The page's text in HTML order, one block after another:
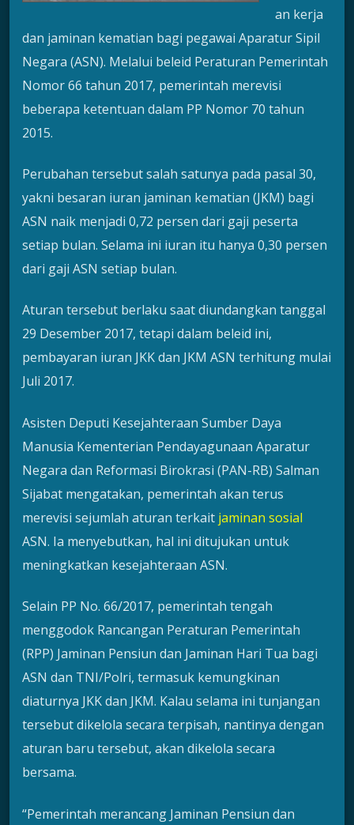
an kerja
dan jaminan kematian bagi pegawai Aparatur Sipil
Negara (ASN). Melalui beleid Peraturan Pemerintah
Nomor 66 tahun 2017, pemerintah merevisi
beberapa ketentuan dalam PP Nomor 70 tahun
2015.
Perubahan tersebut salah satunya pada pasal 30,
yakni besaran iuran jaminan kematian (JKM) bagi
ASN naik menjadi 0,72 persen dari gaji peserta
setiap bulan. Selama ini iuran itu hanya 0,30 persen
dari gaji ASN setiap bulan.
Aturan tersebut berlaku saat diundangkan tanggal
29 Desember 2017, tetapi dalam beleid ini,
pembayaran iuran JKK dan JKM ASN terhitung mulai
Juli 2017.
Asisten Deputi Kesejahteraan Sumber Daya
Manusia Kementerian Pendayagunaan Aparatur
Negara dan Reformasi Birokrasi (PAN-RB) Salman
Sijabat mengatakan, pemerintah akan terus
merevisi sejumlah aturan terkait jaminan sosial
ASN. Ia menyebutkan, hal ini ditujukan untuk
meningkatkan kesejahteraan ASN.
Selain PP No. 66/2017, pemerintah tengah
menggodok Rancangan Peraturan Pemerintah
(RPP) Jaminan Pensiun dan Jaminan Hari Tua bagi
ASN dan TNI/Polri, termasuk kemungkinan
diaturnya JKK dan JKM. Kalau selama ini tunjangan
tersebut dikelola secara terpisah, nantinya dengan
aturan baru tersebut, akan dikelola secara
bersama.
“Pemerintah merancang Jaminan Pensiun dan